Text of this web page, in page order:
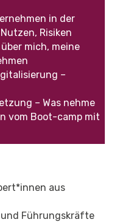
in der
Risiken
mich, meine
–
– Was nehme
vom Boot-camp mit
aus
Führungskräfte